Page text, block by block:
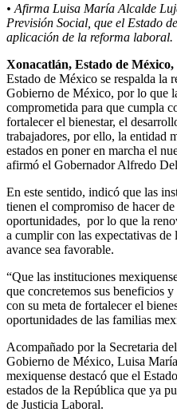
• Afirma Luisa María Alcalde
Previsión Social, que el Estado
aplicación de la reforma laboral.
Xonacatlán, Estado de
Estado de México se respalda la
Gobierno de México, por lo que
comprometida para que cumpla
fortalecer el bienestar, el
trabajadores, por ello, la entidad
estados en poner en marcha el
afirmó el Gobernador Alfredo
En este sentido, indicó que las
tienen el compromiso de hacer
oportunidades, por lo que la
a cumplir con las expectativas de
avance sea favorable.
“Que las instituciones
que concretemos sus beneficios
con su meta de fortalecer el
oportunidades de las familias
Acompañado por la Secretaria
Gobierno de México, Luisa
mexiquense destacó que el
estados de la República que ya
de Justicia Laboral.